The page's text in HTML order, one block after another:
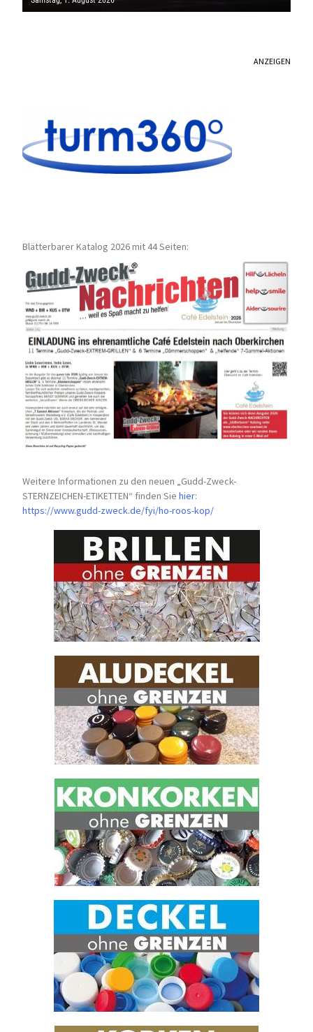
ANZEIGEN
Blätterbarer Katalog 2026 mit 44 Seiten:
Weitere Informationen zu den neuen „Gudd-Zweck-
STERNZEICHEN-ETIKETTEN“ finden Siehier:
https://www.gudd-zweck.de/fyi/ho-roos-kop/